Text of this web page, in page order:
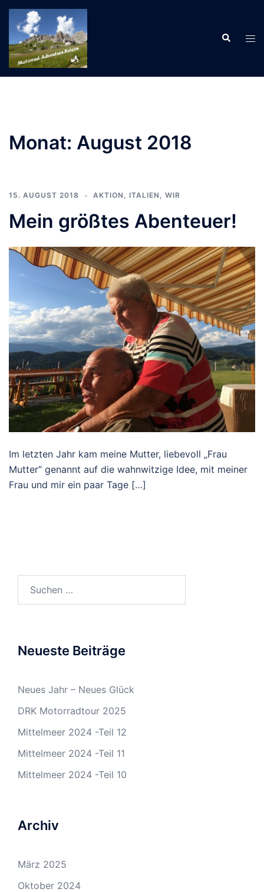
Zum
Inhalt
springen
Suche
Monat: August 2018
15. AUGUST 2018 AKTION , ITALIEN , WIR
Mein größtes Abenteuer!
Im letzten Jahr kam meine Mutter, liebevoll „Frau
Mutter“ genannt auf die wahnwitzige Idee, mit meiner
Frau und mir ein paar Tage […]
nach:
Neueste Beiträge
Neues Jahr – Neues Glück
DRK Motorradtour 2025
Mittelmeer 2024 -Teil 12
Mittelmeer 2024 -Teil 11
Mittelmeer 2024 -Teil 10
Archiv
März 2025
Oktober 2024